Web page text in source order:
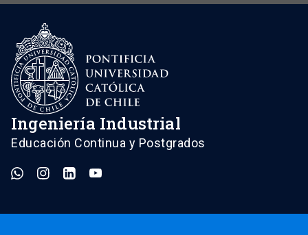
Ingeniería Industrial
Educación Continua y Postgrados